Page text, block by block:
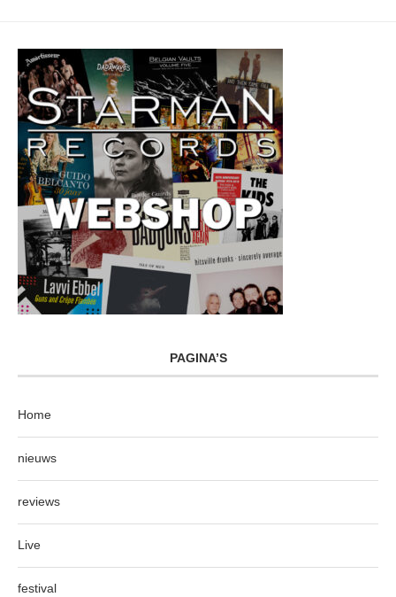
PAGINA’S
Home
nieuws
reviews
Live
festival